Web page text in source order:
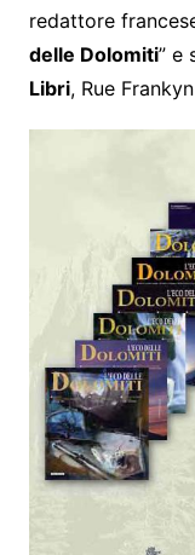
redattore
delle Dolomiti” e
Libri, Rue